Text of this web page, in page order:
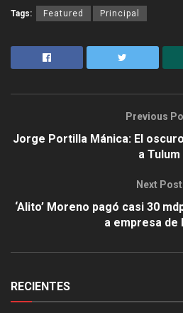
Tags: Featured Principal
Previous
Jorge Portilla Mánica: El
a Tulum
Next Post
‘Alito’ Moreno pagó casi 30
a empresa de
RECIENTES